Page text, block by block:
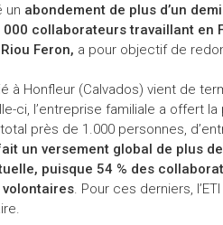
un abondement de plus d’un
000 collaborateurs travaillant en
Feron, a pour objectif de
à Honfleur (Calvados) vient de
ci, l’entreprise familiale a offert
près de 1.000 personnes,
un versement global de plus
puisque 54 % des
. Pour ces derniers,